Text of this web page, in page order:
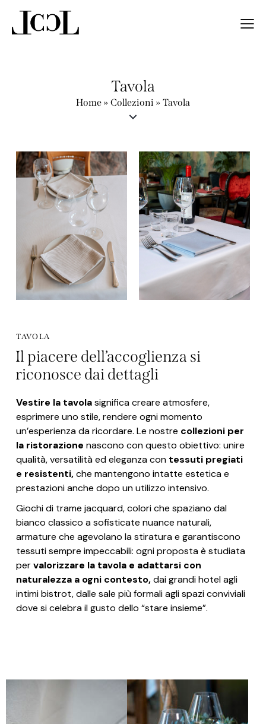
Tavola
Home » Collezioni » Tavola
TAVOLA
Il piacere dell’accoglienza si
riconosce dai dettagli
Vestire la tavolasignifica creare atmosfere,
esprimere uno stile, rendere ogni momento
un’esperienza da ricordare. Le nostre collezioni per
la ristorazione nascono con questo obiettivo: unire
qualità, versatilità ed eleganza con tessuti pregiati
e resistenti,che mantengono intatte estetica e
prestazioni anche dopo un utilizzo intensivo.
Giochi di trame jacquard, colori che spaziano dal
bianco classico a sofisticate nuance naturali,
armature che agevolano la stiratura e garantiscono
tessuti sempre impeccabili: ogni proposta è studiata
pervalorizzare la tavola e adattarsi con
naturalezza a ogni contesto,dai grandi hotel agli
intimi bistrot, dalle sale più formali agli spazi conviviali
dove si celebra il gusto dello “stare insieme”.